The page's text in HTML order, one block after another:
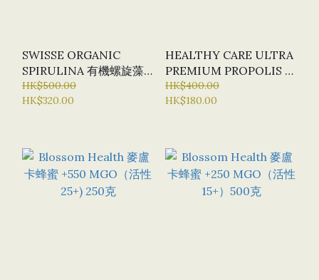
SWISSE ORGANIC
SPIRULINA 有機螺旋藻
1000MG X 200 片
HK$500.00
HK$320.00
HEALTHY CARE ULTRA
PREMIUM PROPOLIS 超
優質蜂膠 3800MG X 200
粒 (特選貨品：半價優惠)
HK$400.00
HK$180.00